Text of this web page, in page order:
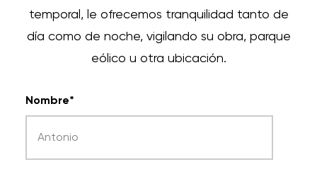
temporal, le ofrecemos tranquilidad tanto de
día como de noche, vigilando su obra, parque
eólico u otra ubicación.
Nombre*